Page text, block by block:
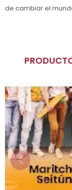
de cambiar el